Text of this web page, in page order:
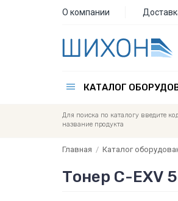
О компании
КАТАЛОГ
Для поиска по каталогу введите
название продукта
Главная / Каталог
Тонер C-EXV